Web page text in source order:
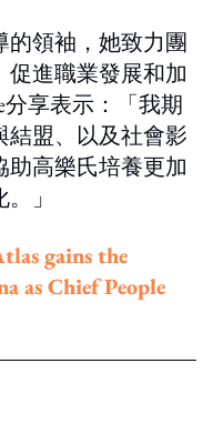
的領袖，她致力團
進職業發展和加
享表示：「我期
結盟、以及社會影
高樂氏培養更加
」
gains the
as Chief People